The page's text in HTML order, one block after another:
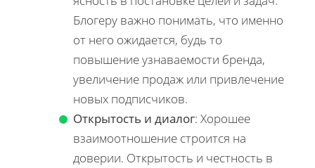
Блогеру важно понимать, что именно
от него ожидается, будь то
повышение узнаваемости бренда,
увеличение продаж или привлечение
новых подписчиков.
Открытость и диалог: Хорошее
взаимоотношение строится на
доверии. Открытость и честность в